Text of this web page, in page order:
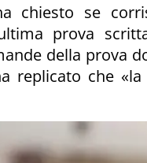
chiesto se
prova
della prova
replicato che